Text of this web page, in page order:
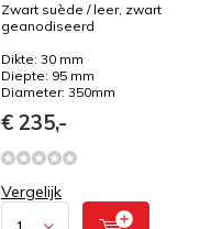
Zwart suède / leer, zwart
geanodiseerd
Dikte: 30 mm
Diepte: 95 mm
Diameter: 350mm
€ 235,-
Vergelijk